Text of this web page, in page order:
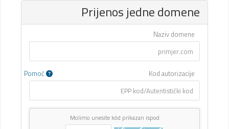
Prijenos jedne domene
Naziv domene
Kod autorizacije
Molimo unesite kôd prikazan ispod